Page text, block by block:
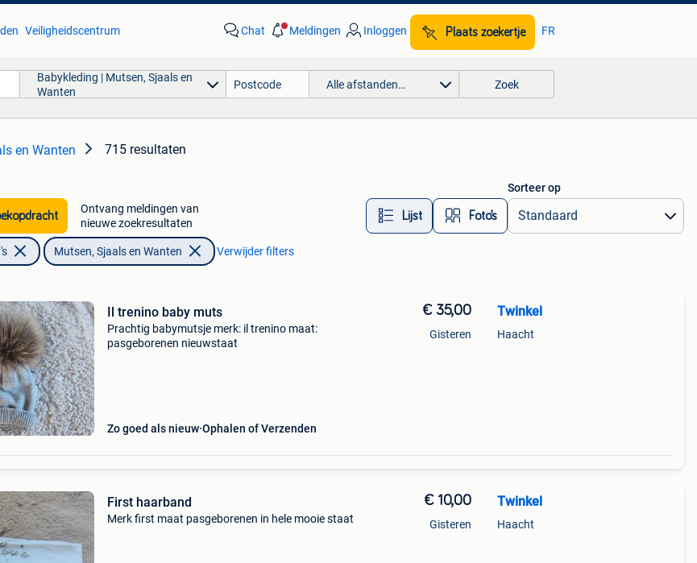
Veiligheidscentrum Chat Meldingen Inloggen Plaats zoekertje FR
Babykleding | Mutsen, Sjaals en
Wanten
Alle afstanden… Zoek
en Wanten 715 resultaten
Ontvang meldingen van
nieuwe zoekresultaten
Lijst Foto’s
Sorteer op
Mutsen, Sjaals en Wanten Verwijder filters
Il trenino baby muts
Prachtig babymutsje merk: il trenino maat:
pasgeborenen nieuwstaat
Zo goed als nieuw Ophalen of Verzenden
€ 35,00
Gisteren
Twinkel
Haacht
First haarband
Merk first maat pasgeborenen in hele mooie staat
€ 10,00
Gisteren
Twinkel
Haacht